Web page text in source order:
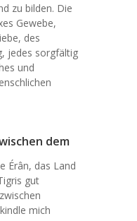
zu bilden. Die
Gewebe,
des
jedes sorgfältig
und
dem
Érân, das Land
gut
mich